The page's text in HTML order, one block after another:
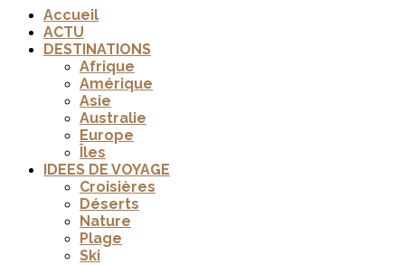
Accueil
ACTU
DESTINATIONS
Afrique
Amérique
Asie
Australie
Europe
Îles
IDEES DE VOYAGE
Croisières
Déserts
Nature
Plage
Ski